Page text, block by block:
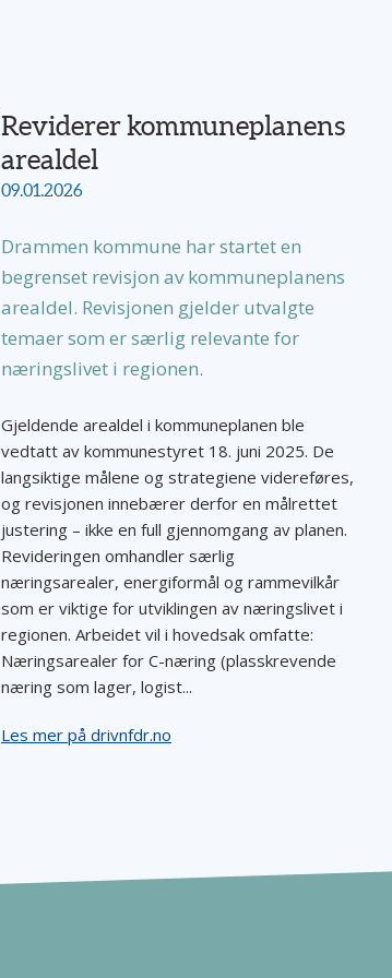
Reviderer kommuneplanens
arealdel
09.01.2026
Drammen kommune har startet en
begrenset revisjon av kommuneplanens
arealdel. Revisjonen gjelder utvalgte
temaer som er særlig relevante for
næringslivet i regionen.
Gjeldende arealdel i kommuneplanen ble
vedtatt av kommunestyret 18. juni 2025. De
langsiktige målene og strategiene videreføres,
og revisjonen innebærer derfor en målrettet
justering – ikke en full gjennomgang av planen.
Revideringen omhandler særlig
næringsarealer, energiformål og rammevilkår
som er viktige for utviklingen av næringslivet i
regionen. Arbeidet vil i hovedsak omfatte:
Næringsarealer for C-næring (plasskrevende
næring som lager, logist...
Les mer på drivnfdr.no